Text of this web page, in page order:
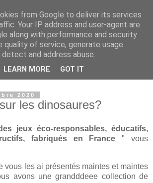
en herbe
présentant nos choix de vie que ce soit
l'instruction, de nos voyages ou des
à nos enfants.
2020
les dinosaures?
jeux éco-responsables, éducatifs,
fabriqués en France " vous
vous les ai présentés maintes et maintes
avons une grandddeee collection de
from Google to deliver its services
Your IP address and user-agent are
along with performance and security
quality of service, generate usage
and address abuse.
LEARN MORE GOT IT